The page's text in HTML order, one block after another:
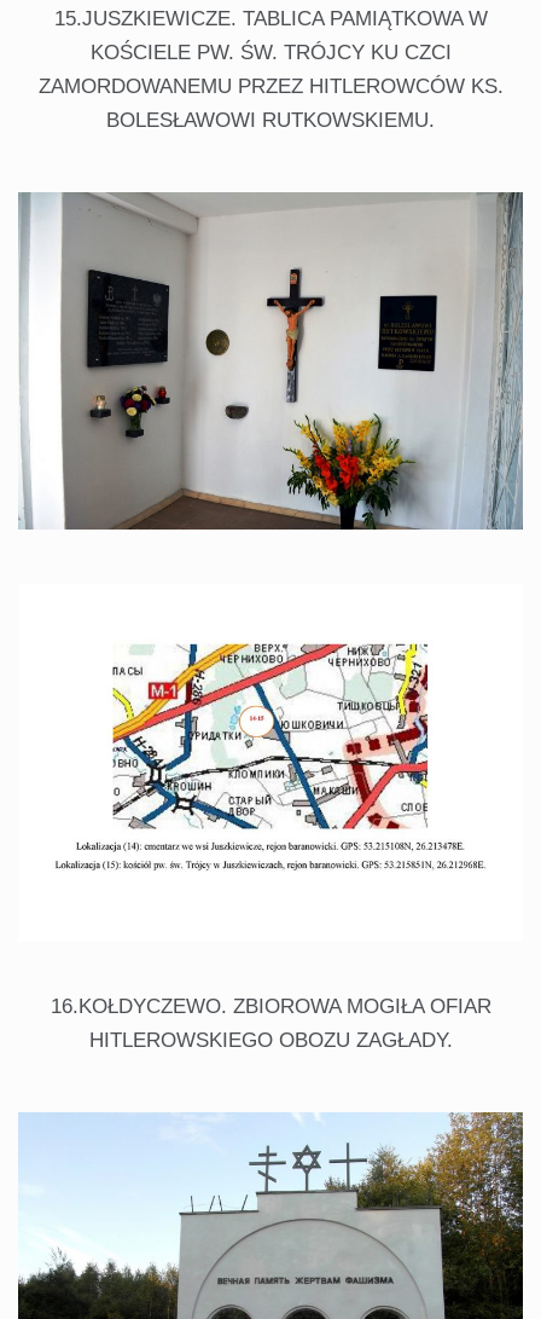
15.JUSZKIEWICZE. TABLICA PAMIĄTKOWA W
KOŚCIELE PW. ŚW. TRÓJCY KU CZCI
ZAMORDOWANEMU PRZEZ HITLEROWCÓW KS.
BOLESŁAWOWI RUTKOWSKIEMU.
16.KOŁDYCZEWO. ZBIOROWA MOGIŁA OFIAR
HITLEROWSKIEGO OBOZU ZAGŁADY.